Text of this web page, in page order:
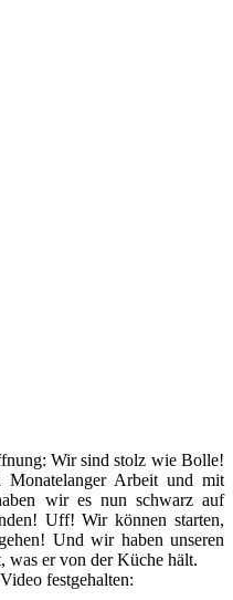
Wir sind stolz wie Bolle!
Arbeit und mit
wir es nun schwarz auf
Uff! Wir können starten,
Und wir haben unseren
er von der Küche hält.
festgehalten: